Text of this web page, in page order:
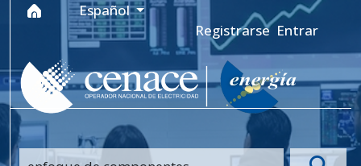
Ir al menú de navegación principal
Ir al contenido principal
Ir al pie de página del sitio
Idioma
Español
Registrarse Entrar